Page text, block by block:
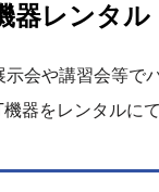
器レンタル
示会や講習会等で
機器をレンタルに